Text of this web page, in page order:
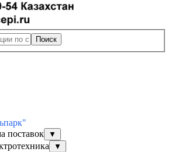
Поиск
поставок
▼
▼